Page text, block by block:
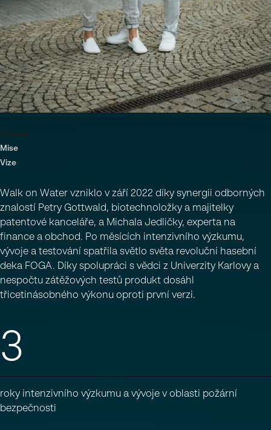
Historie
Mise
Vize
Walk on Water vzniklo v září 2022 díky synergii odborných
znalostí Petry Gottwald, biotechnoložky a majitelky
patentové kanceláře, a Michala Jedličky, experta na
finance a obchod. Po měsících intenzivního výzkumu,
vývoje a testování spatřila světlo světa revoluční hasební
deka FOGA. Díky spolupráci s vědci z Univerzity Karlovy a
nespočtu zátěžových testů produkt dosáhl
třicetinásobného výkonu oproti první verzi.
3
roky intenzivního výzkumu a vývoje v oblasti požární
bezpečnosti